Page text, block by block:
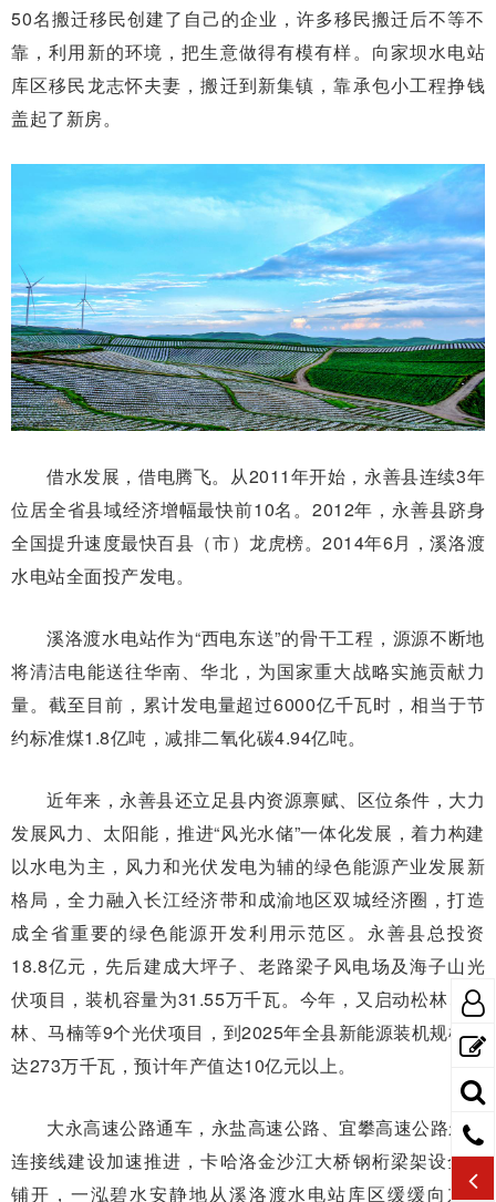
50名搬迁移民创建了自己的企业，许多移民搬迁后不等不
靠，利用新的环境，把生意做得有模有样。向家坝水电站
库区移民龙志怀夫妻，搬迁到新集镇，靠承包小工程挣钱
盖起了新房。
借水发展，借电腾飞。从2011年开始，永善县连续3年
位居全省县域经济增幅最快前10名。2012年，永善县跻身
全国提升速度最快百县（市）龙虎榜。2014年6月，溪洛渡
水电站全面投产发电。
溪洛渡水电站作为“西电东送”的骨干工程，源源不断地
将清洁电能送往华南、华北，为国家重大战略实施贡献力
量。截至目前，累计发电量超过6000亿千瓦时，相当于节
约标准煤1.8亿吨，减排二氧化碳4.94亿吨。
近年来，永善县还立足县内资源禀赋、区位条件，大力
发展风力、太阳能，推进“风光水储”一体化发展，着力构建
以水电为主，风力和光伏发电为辅的绿色能源产业发展新
格局，全力融入长江经济带和成渝地区双城经济圈，打造
成全省重要的绿色能源开发利用示范区。永善县总投资
18.8亿元，先后建成大坪子、老路梁子风电场及海子山光
伏项目，装机容量为31.55万千瓦。今年，又启动松林、茂
林、马楠等9个光伏项目，到2025年全县新能源装机规模可
达273万千瓦，预计年产值达10亿元以上。
大永高速公路通车，永盐高速公路、宜攀高速公路永善
连接线建设加速推进，卡哈洛金沙江大桥钢桁梁架设全面
铺开，一泓碧水安静地从溪洛渡水电站库区缓缓向东流